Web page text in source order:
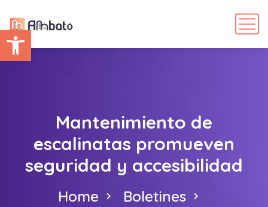
Abrir barra de herramientas
Mantenimiento de
escalinatas promueven
seguridad y accesibilidad
Home
Boletines